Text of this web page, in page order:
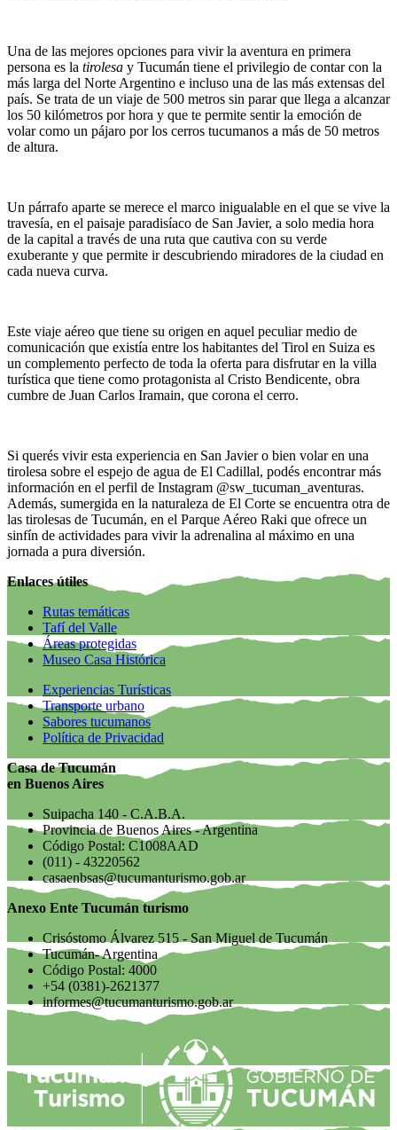
Una de las mejores opciones para vivir la aventura en primera
persona es la tirolesa y Tucumán tiene el privilegio de contar con la
más larga del Norte Argentino e incluso una de las más extensas del
país. Se trata de un viaje de 500 metros sin parar que llega a alcanzar
los 50 kilómetros por hora y que te permite sentir la emoción de
volar como un pájaro por los cerros tucumanos a más de 50 metros
de altura.
Un párrafo aparte se merece el marco inigualable en el que se vive la
travesía, en el paisaje paradisíaco de San Javier, a solo media hora
de la capital a través de una ruta que cautiva con su verde
exuberante y que permite ir descubriendo miradores de la ciudad en
cada nueva curva.
Este viaje aéreo que tiene su origen en aquel peculiar medio de
comunicación que existía entre los habitantes del Tirol en Suiza es
un complemento perfecto de toda la oferta para disfrutar en la villa
turística que tiene como protagonista al Cristo Bendicente, obra
cumbre de Juan Carlos Iramain, que corona el cerro.
Si querés vivir esta experiencia en San Javier o bien volar en una
tirolesa sobre el espejo de agua de El Cadillal, podés encontrar más
información en el perfil de Instagram @sw_tucuman_aventuras.
Además, sumergida en la naturaleza de El Corte se encuentra otra de
las tirolesas de Tucumán, en el Parque Aéreo Raki que ofrece un
sinfín de actividades para vivir la adrenalina al máximo en una
jornada a pura diversión.
Enlaces útiles
Rutas temáticas
Tafí del Valle
Áreas protegidas
Museo Casa Histórica
Experiencias Turísticas
Transporte urbano
Sabores tucumanos
Política de Privacidad
Casa de Tucumán
en Buenos Aires
Suipacha 140 - C.A.B.A.
Provincia de Buenos Aires - Argentina
Código Postal: C1008AAD
(011) - 43220562
casaenbsas@tucumanturismo.gob.ar
Anexo Ente Tucumán turismo
Crisóstomo Álvarez 515 - San Miguel de Tucumán
Tucumán- Argentina
Código Postal: 4000
+54 (0381)-2621377
informes@tucumanturismo.gob.ar